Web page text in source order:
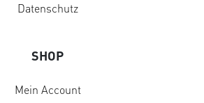
Datenschutz
SHOP
Mein Account